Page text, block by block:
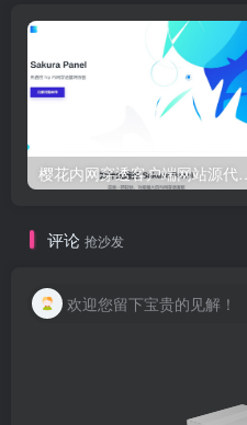
樱花内网穿透客户端网站源代码，2020 重制版
评论 抢沙发
欢迎您留下宝贵的见解！